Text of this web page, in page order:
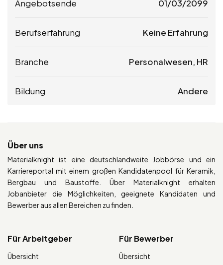
Angebotsende 01/03/2099
Berufserfahrung Keine Erfahrung
Branche Personalwesen, HR
Bildung Andere
Über uns
Materialknight ist eine deutschlandweite Jobbörse und ein
Karriereportal mit einem großen Kandidatenpool für Keramik,
Bergbau und Baustoffe. Über Materialknight erhalten
Jobanbieter die Möglichkeiten, geeignete Kandidaten und
Bewerber aus allen Bereichen zu finden.
Für Arbeitgeber
Übersicht
Für Bewerber
Übersicht